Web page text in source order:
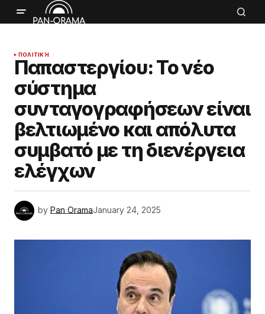
ΠΟΛΙΤΙΚΉ
Παπαστεργίου: Το νέο
σύστημα
συνταγογραφήσεων είναι
βελτιωμένο και απόλυτα
συμβατό με τη διενέργεια
ελέγχων
by Pan OramaJanuary 24, 2025